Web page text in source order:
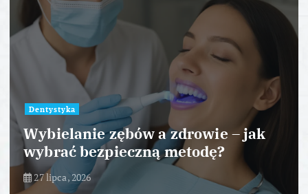
Dentystyka
Wybielanie zębów a zdrowie – jak
wybrać bezpieczną metodę?
27 lipca, 2026